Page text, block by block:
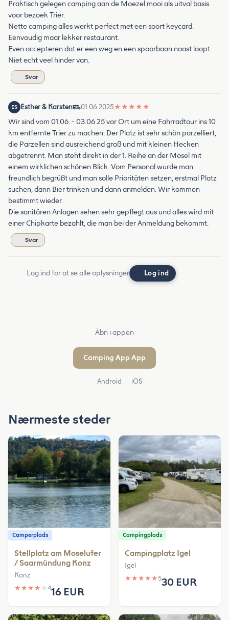
Praktisch gelegen camping aan de Moezel mooi als uitval basis
voor bezoek Trier.
Nette camping alles werkt perfect met een soort keycard.
Eenvoudig maar lekker restaurant.
Even accepteren dat er een weg en een spoorbaan naast loopt.
Niet echt veel hinder van.
Svar
ES Esther & Karsten 01.06.2025★ ★ ★ ★ ★
Wir sind vom 01.06. - 03.06.25 vor Ort um eine Fahrradtour ins 10
km entfernte Trier zu machen. Der Platz ist sehr schön parzelliert,
die Parzellen sind ausreichend groß und mit kleinen Hecken
abgetrennt. Man steht direkt in der 1. Reihe an der Mosel mit
einem wirklichen schönen Blick. Vom Personal wurde man
freundlich begrüßt und man solle Prioritäten setzen, erstmal Platz
suchen, dann Bier trinken und dann anmelden. Wir kommen
bestimmt wieder.
Die sanitären Anlagen sehen sehr gepflegt aus und alles wird mit
einer Chipkarte bezahlt, die man bei der Anmeldung bekommt.
Svar
Log ind for at se alle oplysninger Log ind
Åbn i appen
Camping App App
Android iOS
Nærmeste steder
Camperplads
Stellplatz am Moselufer
/ Saarmündung Konz
Konz
★ ★ ★ ★ ★ 416 EUR
Campingplads
Campingplatz Igel
Igel
★ ★ ★ ★ ★530 EUR